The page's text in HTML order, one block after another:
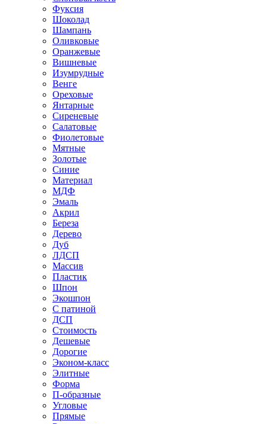
Фуксия
Шоколад
Шампань
Оливковые
Оранжевые
Вишневые
Изумрудные
Венге
Ореховые
Янтарные
Сиреневые
Салатовые
Фиолетовые
Мятные
Золотые
Синие
Материал
МДФ
Эмаль
Акрил
Береза
Дерево
Дуб
ЛДСП
Массив
Пластик
Шпон
Экошпон
С патиной
ДСП
Стоимость
Дешевые
Дорогие
Эконом-класс
Элитные
Форма
П-образные
Угловые
Прямые